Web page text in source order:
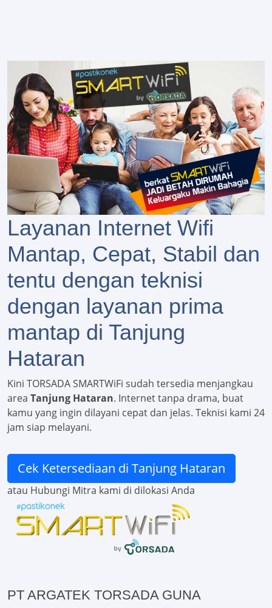
Layanan Internet Wifi
Mantap, Cepat, Stabil dan
tentu dengan teknisi
dengan layanan prima
mantap di Tanjung
Hataran
Kini TORSADA SMARTWiFi sudah tersedia menjangkau
area Tanjung Hataran. Internet tanpa drama, buat
kamu yang ingin dilayani cepat dan jelas. Teknisi kami 24
jam siap melayani.
Cek Ketersediaan di Tanjung Hataran
atau Hubungi Mitra kami di dilokasi Anda
PT ARGATEK TORSADA GUNA